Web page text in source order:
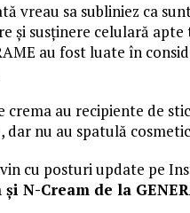
vreau sa subliniez ca
și susținere celulară
au fost luate în
crema au recipiente de
dar nu au spatulă
cu posturi update pe
și N-Cream de la